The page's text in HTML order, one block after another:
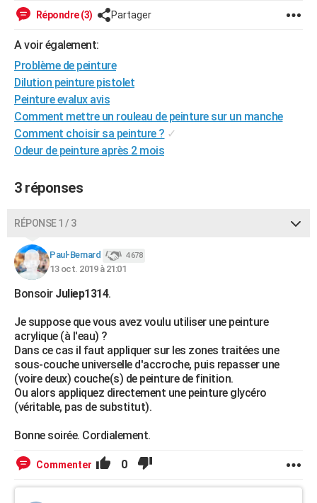
Alimentation
Guide de la santé
Maladies
Médicaments
Sommeil
Destinations
City break
Voyage nature
Voyage de noces
Forum
Climat
+
GUIDES D'ACHAT
BONS PLANS
CARTE DE VOEUX
Dictionnaire
Biographies
Citations
Expressions
Proverbes
PROGRAMME TV
COPAINS D'AVANT
S'inscrire
Se connecter
Lycées
Collèges
Primaires
Universités
Entreprises
Service militaire
Avis de recherche
AVIS DE DÉCÈS
Répondre (3) Partager
A voir également:
Problème de peinture
Dilution peinture pistolet
Peinture evalux avis
Comment mettre un rouleau de peinture sur un manche
Comment choisir sa peinture ? ✓
Odeur de peinture après 2 mois
3 réponses
RÉPONSE 1 / 3
Paul-Bernard 4 678
13 oct. 2019 à 21:01
Bonsoir Juliep1314.
Je suppose que vous avez voulu utiliser une peinture
acrylique (à l'eau) ?
Dans ce cas il faut appliquer sur les zones traitées une
sous-couche universelle d'accroche, puis repasser une
(voire deux) couche(s) de peinture de finition.
Ou alors appliquez directement une peinture glycéro
(véritable, pas de substitut).
Bonne soirée. Cordialement.
Commenter 0